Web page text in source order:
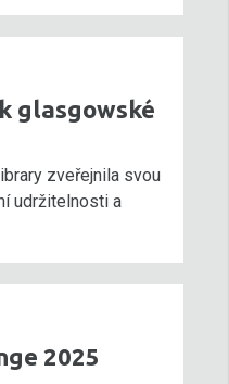
glasgowské
zveřejnila svou
udržitelnosti a
2025